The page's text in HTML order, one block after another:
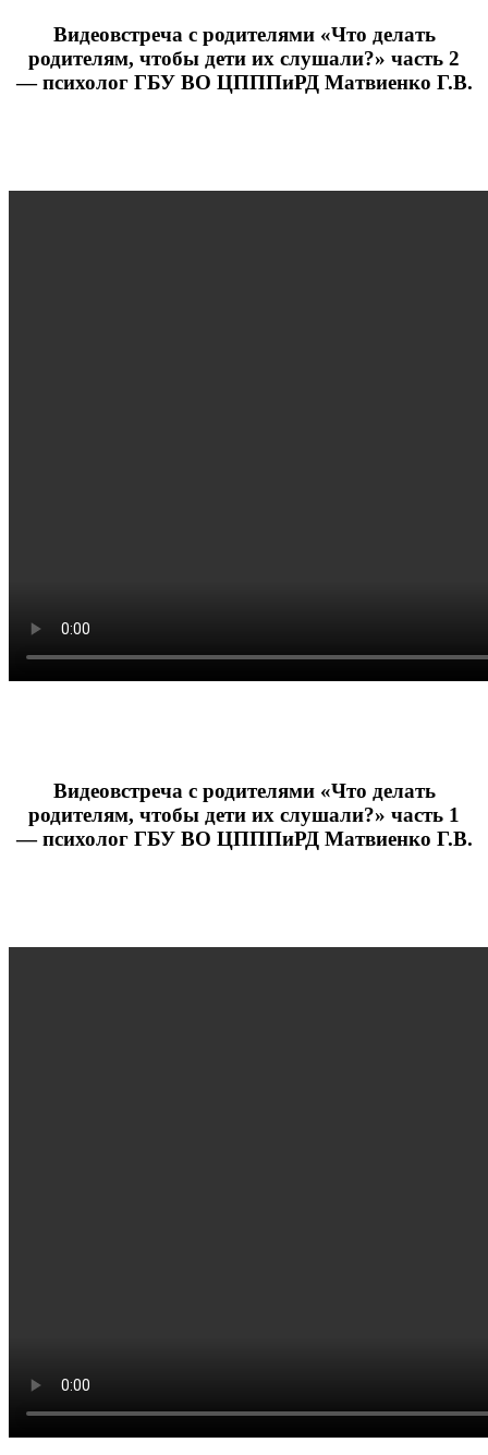
Видеовстреча с родителями «Что делать
родителям, чтобы дети их слушали?» часть 2
— психолог ГБУ ВО ЦПППиРД Матвиенко Г.В.
Видеовстреча с родителями «Что делать
родителям, чтобы дети их слушали?» часть 1
— психолог ГБУ ВО ЦПППиРД Матвиенко Г.В.